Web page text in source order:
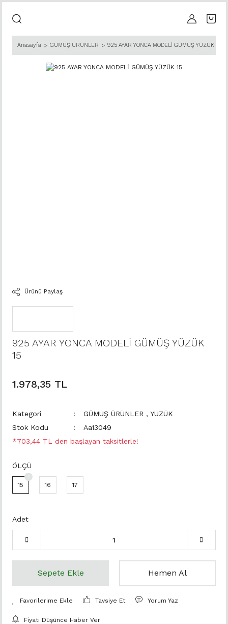
Anasayfa GÜMÜŞ ÜRÜNLER 925 AYAR YONCA MODELİ GÜMÜŞ YÜZÜK 15
Ürünü Paylaş
925 AYAR YONCA MODELİ GÜMÜŞ YÜZÜK
15
1.978,35 TL
Kategori GÜMÜŞ ÜRÜNLER , YÜZÜK
Stok Kodu
Aa13049
*703,44 TL den başlayan taksitlerle!
ÖLÇÜ
15 16 17
Adet
Sepete Ekle Hemen Al
Tavsiye Et Yorum Yaz
Fiyatı Düşünce Haber Ver